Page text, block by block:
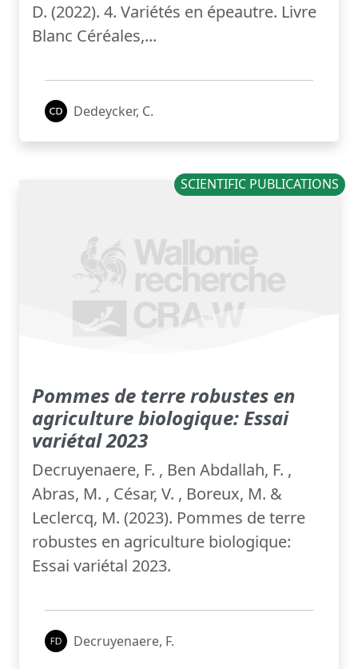
D. (2022). 4. Variétés en épeautre. Livre
Blanc Céréales,...
Dedeycker, C.
SCIENTIFIC PUBLICATIONS
Pommes de terre robustes en
agriculture biologique: Essai
variétal 2023
Decruyenaere, F. , Ben Abdallah, F. ,
Abras, M. , César, V. , Boreux, M. &
Leclercq, M. (2023). Pommes de terre
robustes en agriculture biologique:
Essai variétal 2023.
Decruyenaere, F.